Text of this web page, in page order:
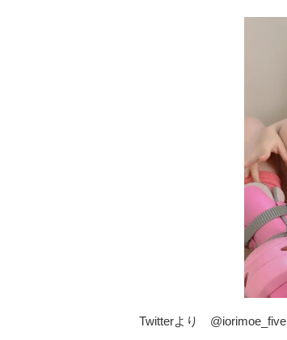
Twitterより @iorimoe_five